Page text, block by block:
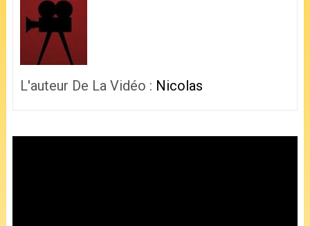
L'auteur De La Vidéo : Nicolas